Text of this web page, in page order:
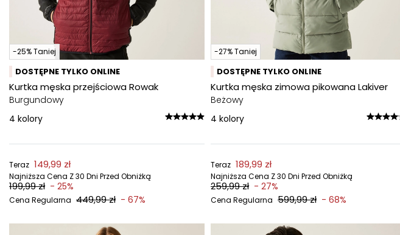
-25% Taniej
DOSTĘPNE TYLKO ONLINE
Kurtka męska przejściowa Rowak
Burgundowy
4 kolory
Teraz 149,99 zł
Najniższa Cena Z 30 Dni Przed Obniżką
199,99 zł - 25%
Cena Regularna 449,99 zł - 67%
-27% Taniej
DOSTĘPNE TYLKO ONLINE
Kurtka męska zimowa pikowana Lakiver
Beżowy
4 kolory
Teraz 189,99 zł
Najniższa Cena Z 30 Dni Przed Obniżką
259,99 zł - 27%
Cena Regularna 599,99 zł - 68%